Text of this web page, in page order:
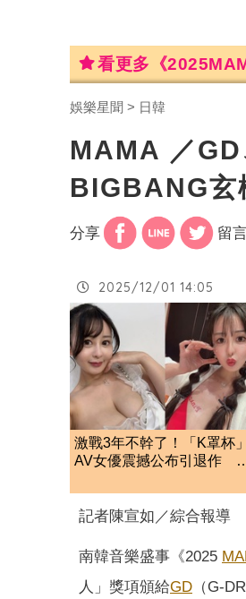
看更多《
娛樂星聞 日韓
MAMA ／
BIGBANG玄
分享 留
2025/12/01 14:05
激戰3年不幹了！「K罩杯」
AV女優震撼公布引退作
記者陳宣如／綜合報導
南韓音樂盛事《2025
人」獎項頒給GD （G-